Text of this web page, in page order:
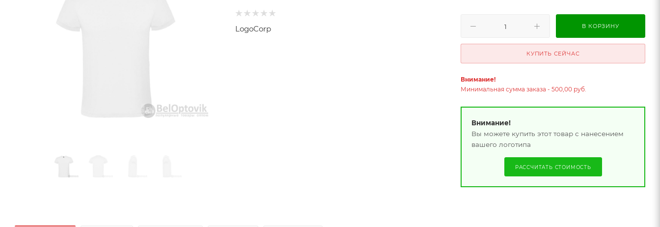
LogoCorp В КОРЗИНУ
КУПИТЬ СЕЙЧАС
Внимание!
Минимальная сумма заказа - 500,00 руб.
Внимание!
Вы можете купить этот товар с нанесением
вашего логотипа
РАССЧИТАТЬ СТОИМОСТЬ